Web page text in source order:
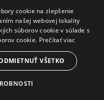
Sporter,
cookie na zlepšenie
našej webovej lokality
súborov cookie v súlade s
cookie. Prečítať viac
VŠETKO